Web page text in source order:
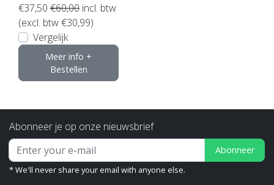
€37,50 €60,00 incl. btw
(excl. btw €30,99)
Vergelijk
Meer info +
Bestellen
Abonneer je op onze nieuwsbrief
Abonneer
* We'll never share your email with anyone else.